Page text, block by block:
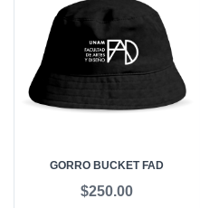
GORRO BUCKET FAD
$250.00